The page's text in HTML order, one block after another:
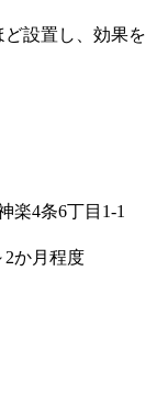
設置し、効果を
楽4条6丁目1-1
2か月程度